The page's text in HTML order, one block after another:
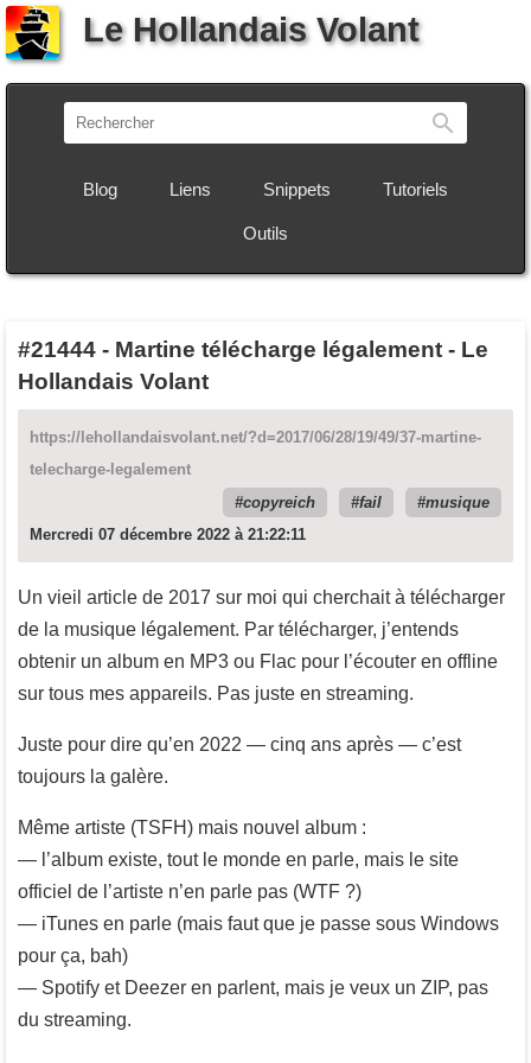
Le Hollandais Volant
Blog Liens Snippets Tutoriels
Outils
#21444 - Martine télécharge légalement - Le
Hollandais Volant
https://lehollandaisvolant.net/?d=2017/06/28/19/49/37-martine-
telecharge-legalement
copyreich
fail
musique
Mercredi 07 décembre 2022 à 21:22:11
Un vieil article de 2017 sur moi qui cherchait à télécharger
de la musique légalement. Par télécharger, j’entends
obtenir un album en MP3 ou Flac pour l’écouter en offline
sur tous mes appareils. Pas juste en streaming.
Juste pour dire qu’en 2022 — cinq ans après — c’est
toujours la galère.
Même artiste (TSFH) mais nouvel album :
— l’album existe, tout le monde en parle, mais le site
officiel de l’artiste n’en parle pas (WTF ?)
— iTunes en parle (mais faut que je passe sous Windows
pour ça, bah)
— Spotify et Deezer en parlent, mais je veux un ZIP, pas
du streaming.